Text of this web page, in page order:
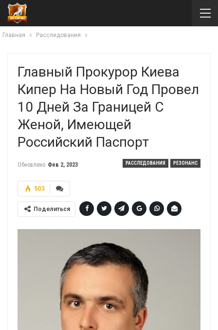
Главная Расследования
Главный Прокурор Киева
Кипер На Новый Год Провел
10 Дней За Границей С
Женой, Имеющей
Российский Паспорт
РАССЛЕДОВАНИЯ РЕЗОНАНС
Обновлено Фев 2, 2023
503
Поделиться